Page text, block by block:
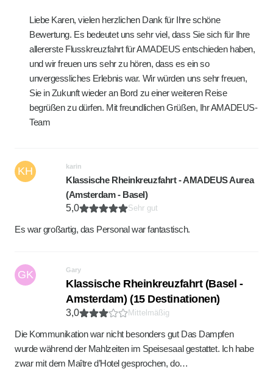
Liebe Karen, vielen herzlichen Dank für Ihre schöne
Bewertung. Es bedeutet uns sehr viel, dass Sie sich für Ihre
allererste Flusskreuzfahrt für AMADEUS entschieden haben,
und wir freuen uns sehr zu hören, dass es ein so
unvergessliches Erlebnis war. Wir würden uns sehr freuen,
Sie in Zukunft wieder an Bord zu einer weiteren Reise
begrüßen zu dürfen. Mit freundlichen Grüßen, Ihr AMADEUS-
Team
KH karin
Klassische Rheinkreuzfahrt - AMADEUS Aurea
(Amsterdam - Basel)
5,0
Sehr gut
Es war großartig, das Personal war fantastisch.
GK Gary
Klassische Rheinkreuzfahrt (Basel -
Amsterdam) (15 Destinationen)
3,0 Mittelmäßig
Die Kommunikation war nicht besonders gut Das Dampfen
wurde während der Mahlzeiten im Speisesaal gestattet. Ich habe
zwar mit dem Maître d’Hotel gesprochen, do…